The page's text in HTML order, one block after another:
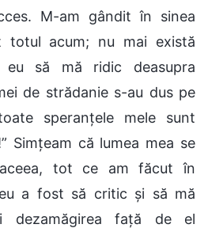
M-am gândit în sinea
totul acum; nu mai există
să mă ridic deasupra
de strădanie s-au dus pe
speranțele mele sunt
Simțeam că lumea mea se
aceea, tot ce am făcut în
a fost să critic și să mă
dezamăgirea față de el